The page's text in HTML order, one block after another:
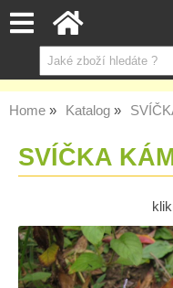
Home Katalog
SVÍČKA